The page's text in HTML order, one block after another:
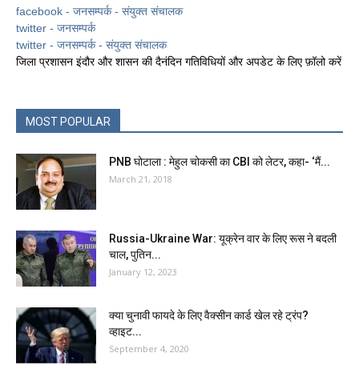
facebook - जनसम्पर्क - संयुक्त संचालक
twitter - जनसम्पर्क
twitter - जनसम्पर्क - संयुक्त संचालक
जिला प्रशासन इंदौर और शासन की दैनंदिन गतिविधियों और अपडेट के लिए फ़ॉलो करें
MOST POPULAR
PNB घोटाला : मेहुल चोकसी का CBI को लेटर, कहा- ‘मैं...
March 21, 2018
Russia-Ukraine War: यूक्रेन वार के लिए रूस ने बदली
चाल, पुतिन...
January 12, 2023
क्या चुनावी फायदे के लिए वैक्सीन कार्ड खेल रहे ट्रंप?
व्हाइट...
September 4, 2020